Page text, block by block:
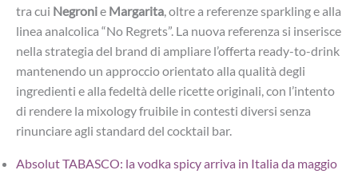
tra cui Negronie Margarita, oltre a referenze sparkling e alla
linea analcolica “No Regrets”. La nuova referenza si inserisce
nella strategia del brand di ampliare l’offerta ready-to-drink
mantenendo un approccio orientato alla qualità degli
ingredienti e alla fedeltà delle ricette originali, con l’intento
di rendere la mixology fruibile in contesti diversi senza
rinunciare agli standard del cocktail bar.
Absolut TABASCO: la vodka spicy arriva in Italia da maggio